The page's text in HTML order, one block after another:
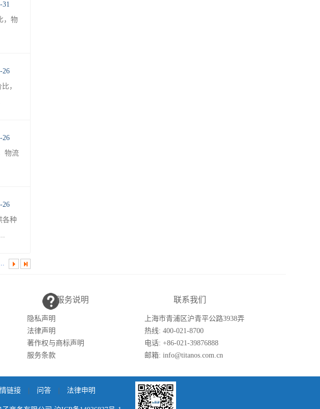
31
，物
26
，
26
物流
26
各种
服务说明
隐私声明
法律声明
著作权与商标声明
服务条款
联系我们
上海市青浦区沪青平公路3938弄
26号楼
热线: 400-021-8700
电话: +86-021-39876888
邮箱: info@titanos.com.cn
链接 问答 法律申明